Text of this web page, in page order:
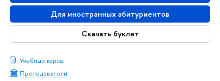
Для иностранных абитуриентов
Скачать буклет
Учебные курсы
Преподаватели